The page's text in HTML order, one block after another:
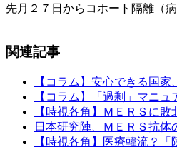
先月２７日からコホート隔離（
関連記事
【コラム】安心できる国
【コラム】「過剰」マニ
【時視各角】ＭＥＲＳに
日本研究陣、ＭＥＲＳ抗体
【時視各角】医療韓流？